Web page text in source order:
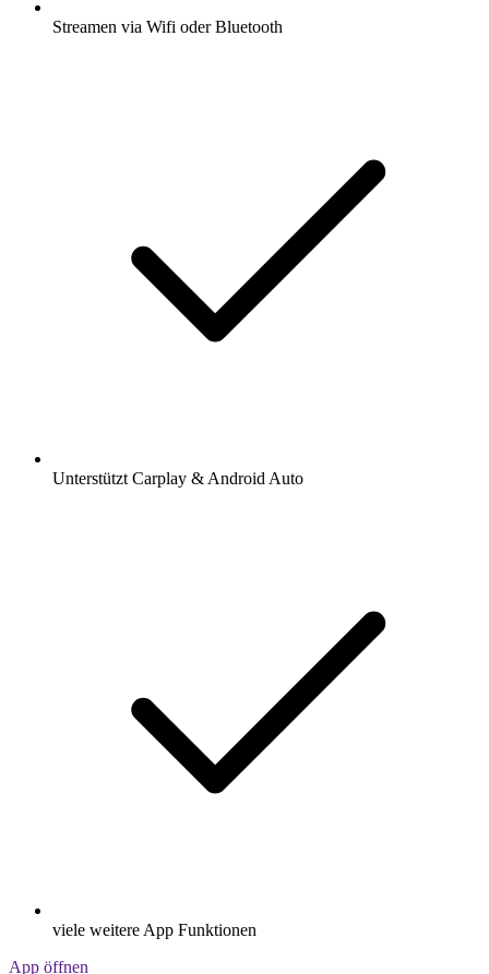
Streamen via Wifi oder Bluetooth
Unterstützt Carplay & Android Auto
viele weitere App Funktionen
App öffnen